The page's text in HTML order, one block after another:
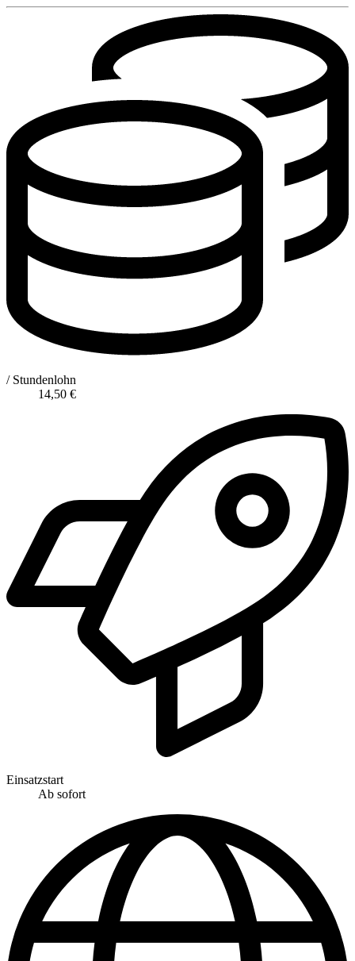
/ Stundenlohn
14,50 €
Einsatzstart
Ab sofort